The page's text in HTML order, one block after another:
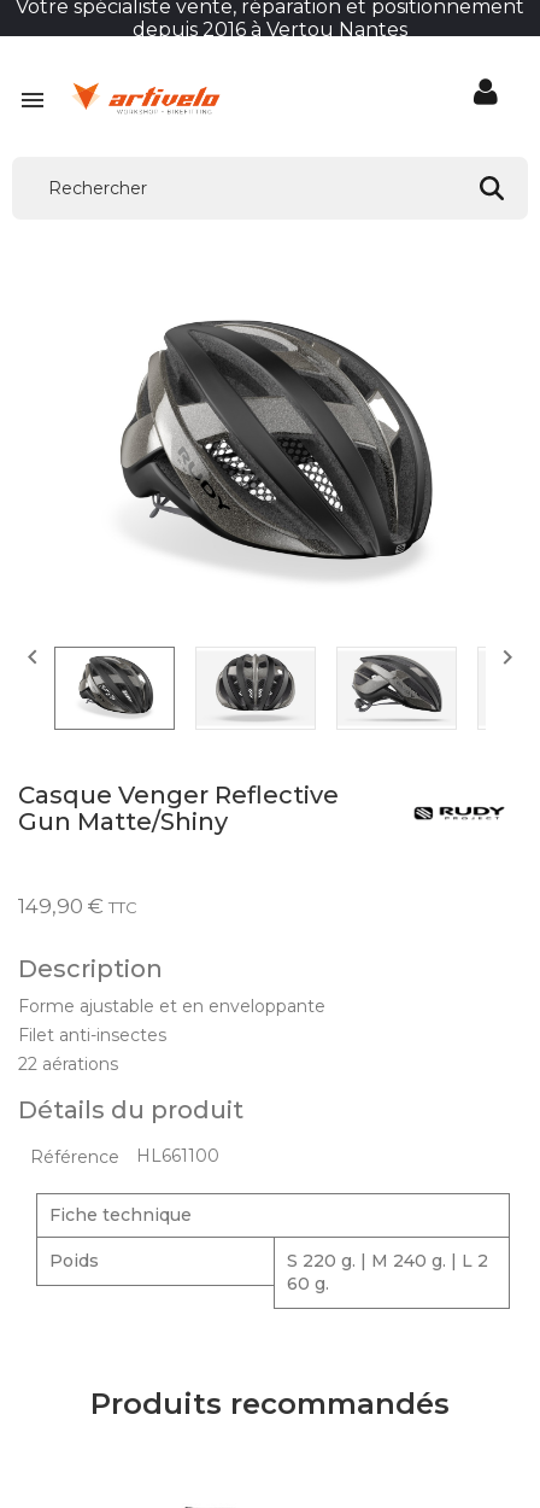
Votre spécialiste vente, réparation et positionnement
depuis 2016 à Vertou Nantes

 
Casque Venger Reflective
Gun Matte/Shiny
149,90 € TTC
Description
Forme ajustable et en enveloppante
Filet anti-insectes
22 aérations
Détails du produit
Référence HL661100
Fiche technique
Poids
S 220 g. | M 240 g. | L 2
60 g.
Produits recommandés